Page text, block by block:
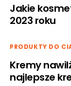
Jakie
2023 roku
PRODUKTY DO
Kremy
najlepsze